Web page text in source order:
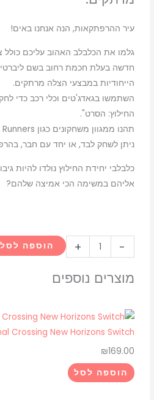
עיר ההרפתקאות, הנה אנחנו באים!
גלמו את הכלבלב האהוב עליכם כולל
חדשה בעלת חכמת רחוב בשם ליברטי
הייחודיות במבצעי הצלה מרתקים.
השתמשו בגאדג'טים וכלי רכב כדי
החילוץ: הסרט".
ניתן לשחק לבד, או יחד עם חבר,
כלבלבי יחידת החילוץ נולדו להיות
אליהם במשימה הכי אמיצה שלהם?
-
של
PAW
City
Calls
Switch
+ הוספה לסל
מוצרים נוספים
Crossing New Horizons Switch
₪169.00
הוספה לסל